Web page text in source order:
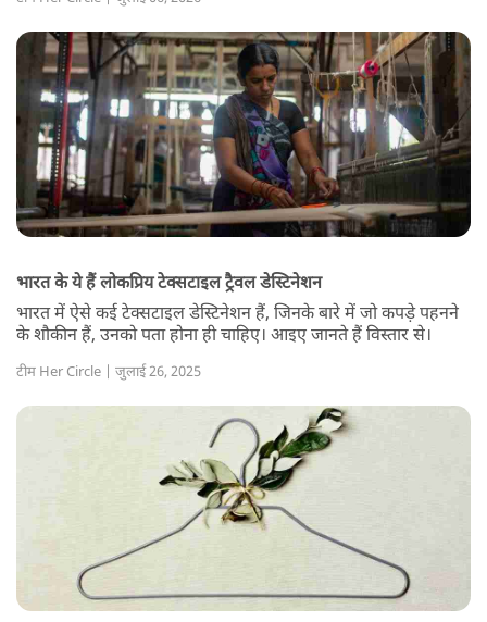
भारत के ये हैं लोकप्रिय टेक्सटाइल ट्रैवल डेस्टिनेशन
भारत में ऐसे कई टेक्सटाइल डेस्टिनेशन हैं, जिनके बारे में जो कपड़े पहनने
के शौकीन हैं, उनको पता होना ही चाहिए। आइए जानते हैं विस्तार से।
टीम Her Circle | जुलाई 26, 2025